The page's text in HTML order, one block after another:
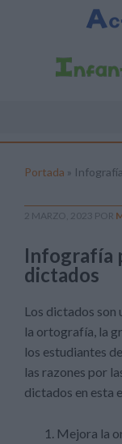
Portada »
2 MARZO, 2023 POR
Infografía
dictados
Los dictados
la ortografía, la
los estudiantes
las razones por
dictados en esta
Mejora la